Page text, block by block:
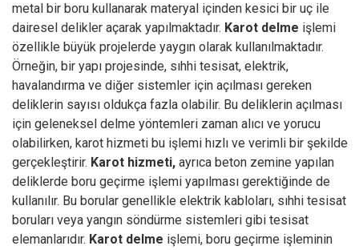
metal bir boru kullanarak materyal içinden kesici bir uç ile
dairesel delikler açarak yapılmaktadır. Karot delme işlemi
özellikle büyük projelerde yaygın olarak kullanılmaktadır.
Örneğin, bir yapı projesinde, sıhhi tesisat, elektrik,
havalandırma ve diğer sistemler için açılması gereken
deliklerin sayısı oldukça fazla olabilir. Bu deliklerin açılması
için geleneksel delme yöntemleri zaman alıcı ve yorucu
olabilirken, karot hizmeti bu işlemi hızlı ve verimli bir şekilde
gerçekleştirir. Karot hizmeti, ayrıca beton zemine yapılan
deliklerde boru geçirme işlemi yapılması gerektiğinde de
kullanılır. Bu borular genellikle elektrik kabloları, sıhhi tesisat
boruları veya yangın söndürme sistemleri gibi tesisat
elemanlarıdır. Karot delme işlemi, boru geçirme işleminin